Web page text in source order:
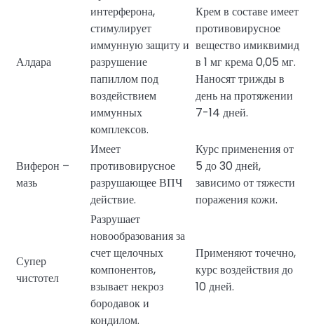
Алдара
интерферона,
стимулирует
иммунную защиту и
разрушение
папиллом под
воздействием
иммунных
комплексов.
Крем в составе имеет
противовирусное
вещество имиквимид
в 1 мг крема 0,05 мг.
Наносят трижды в
день на протяжении
7-14 дней.
Виферон –
мазь
Имеет
противовирусное
разрушающее ВПЧ
действие.
Курс применения от
5 до 30 дней,
зависимо от тяжести
поражения кожи.
Супер
чистотел
Разрушает
новообразования за
счет щелочных
компонентов,
взывает некроз
бородавок и
кондилом.
Применяют точечно,
курс воздействия до
10 дней.